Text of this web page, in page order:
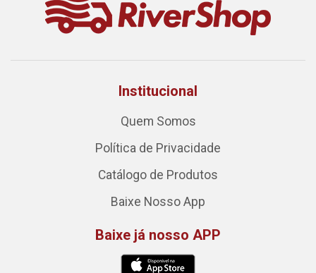
Institucional
Quem Somos
Política de Privacidade
Catálogo de Produtos
Baixe Nosso App
Baixe já nosso APP